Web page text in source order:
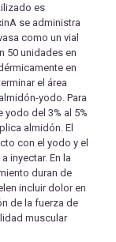
es
se administra
como un vial
50 unidades en
en
el área
yodo. Para
del 3% al 5%
almidón. El
con el yodo y el
inyectar. En la
duran de
incluir dolor en
de la fuerza de
muscular